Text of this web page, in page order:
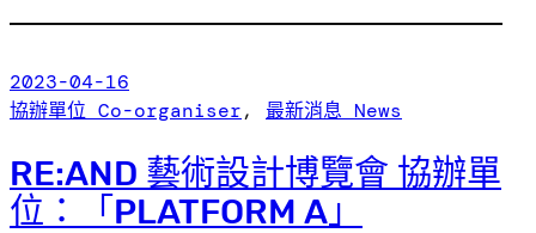
2023-04-16
協辦單位 Co-organiser, 最新消息 News
RE:AND 藝術設計博覽會 協辦單
位：「PLATFORM A」